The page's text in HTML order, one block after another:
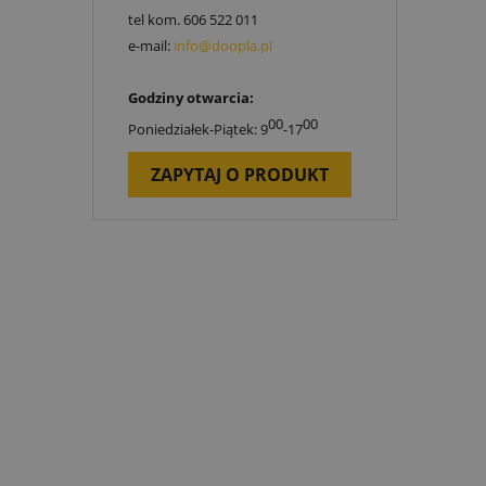
tel kom.606 522 011
e-mail: info@doopla.pl
Godziny otwarcia:
Poniedziałek-Piątek: 900-1700
ZAPYTAJ O PRODUKT